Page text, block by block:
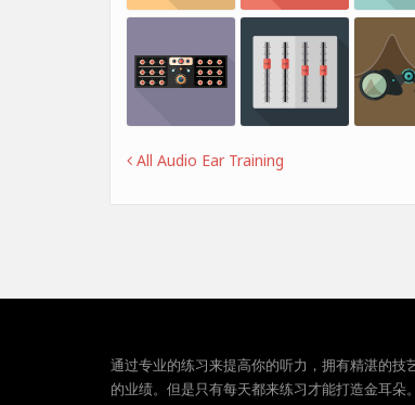
All Audio Ear Training
通过专业的练习来提高你的听力，拥有精湛的技
的业绩。但是只有每天都来练习才能打造金耳朵。